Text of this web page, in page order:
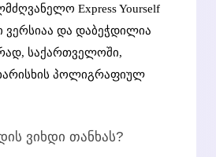
Express Yourself
და დაბეჭდილია
საქართველოში,
პოლიგრაფიულ
ვიხდი თანხას?